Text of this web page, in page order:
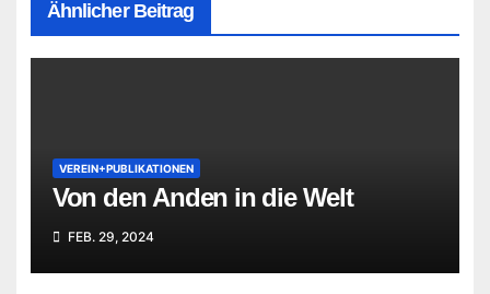
Ähnlicher Beitrag
VEREIN+PUBLIKATIONEN
Von den Anden in die Welt
FEB. 29, 2024